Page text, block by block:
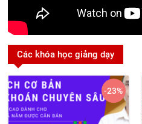
Các khóa học giảng dạy
-23%